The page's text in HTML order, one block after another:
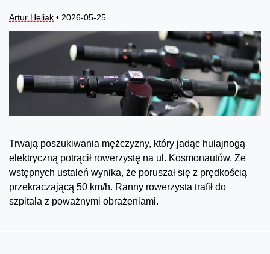
Artur Heliak • 2026-05-25
Trwają poszukiwania mężczyzny, który jadąc hulajnogą
elektryczną potrącił rowerzystę na ul. Kosmonautów. Ze
wstępnych ustaleń wynika, że poruszał się z prędkością
przekraczającą 50 km/h. Ranny rowerzysta trafił do
szpitala z poważnymi obrażeniami.